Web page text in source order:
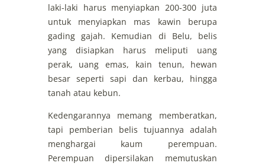
laki-laki harus menyiapkan 200-300 juta
untuk menyiapkan mas kawin berupa
gading gajah. Kemudian di Belu, belis
yang disiapkan harus meliputi uang
perak, uang emas, kain tenun, hewan
besar seperti sapi dan kerbau, hingga
tanah atau kebun.
Kedengarannya memang memberatkan,
tapi pemberian belis tujuannya adalah
menghargai kaum perempuan.
Perempuan dipersilakan memutuskan